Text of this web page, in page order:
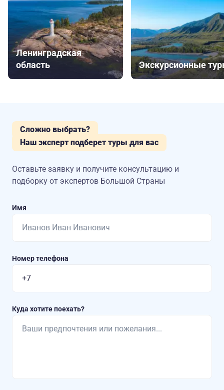
Ленинградская
область
Экскурсионные
Сложно выбрать?
Наш эксперт подберет туры для вас
Оставьте заявку и получите консультацию и
подборку от экспертов Большой Страны
Имя
Номер телефона
Куда хотите поехать?